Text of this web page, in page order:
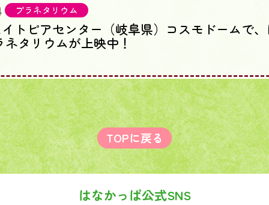
プラネタリウム
トピアセンター（岐阜県）コスモドームで
タリウムが上映中！
TOPに戻る
はなかっぱ公式SNS